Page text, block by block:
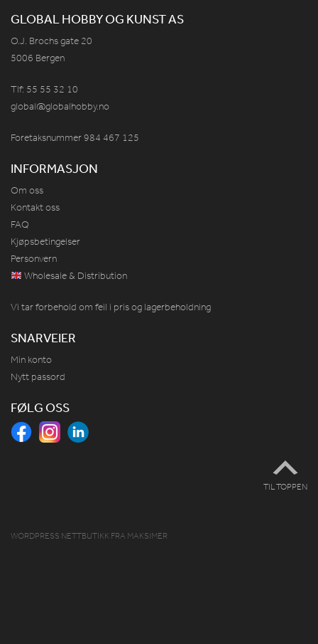
GLOBAL HOBBY OG KUNST AS
O.J. Brochs gate 20
5006 Bergen
Tlf: 55 55 32 10
global@globalhobby.no
Foretaksnummer 984 467 125
INFORMASJON
Om oss
Kontakt oss
FAQ
Kjøpsbetingelser
Personvern
Wholesale & Distribution
Vi tar forbehold om feil i pris og lagerbeholdning
SNARVEIER
Min konto
Nytt passord
FØLG OSS
TIL TOPPEN
WORDPRESS NETTBUTIKK FRA MAKSIMER